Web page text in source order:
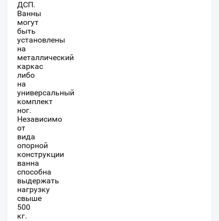
ДСП.
Ванны
могут
быть
установлены
на
металлический
каркас
либо
на
универсальный
комплект
ног.
Независимо
от
вида
опорной
конструкции
ванна
способна
выдержать
нагрузку
свыше
500
кг.